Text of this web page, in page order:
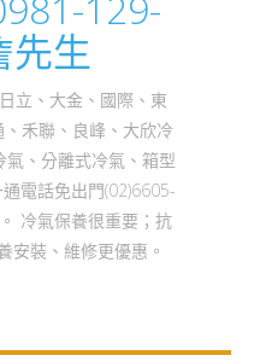
先生
立、大金、國際、東
禾聯、良峰、大欣冷
、分離式冷氣、箱型
電話免出門(02)6605-
冷氣保養很重要；抗
安裝、維修更優惠。